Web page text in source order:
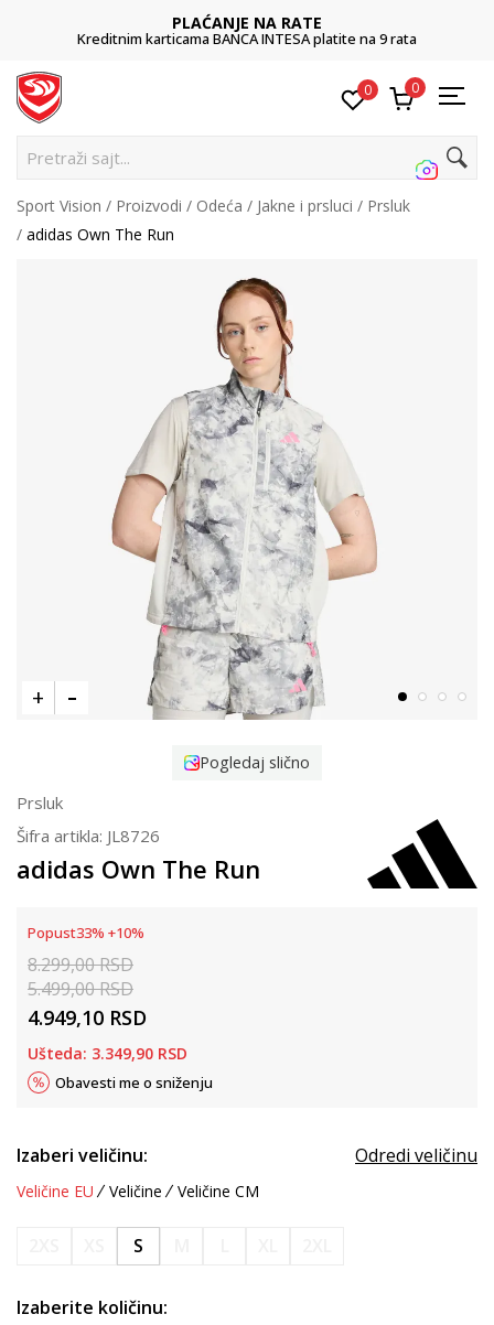
PLAĆANJE NA RATE
Kreditnim karticama BANCA INTESA platite na 9 rata
0 0
Pre
Sport Vision Proizvodi Odeća Jakne i prsluci
Prsluk
adidas Own The Run
Pogledaj slično
Prsluk
Šifra artikla: JL8726
adidas Own The Run
Popust33% +10%
8.299,00RSD
5.499,00RSD
4.949,10 RSD
Ušteda: 3.349,90 RSD
Obavesti me o sniženju
Izaberi veličinu: Odredi veličinu
Veličine EU Veličine Veličine CM
S
Izaberite količinu: